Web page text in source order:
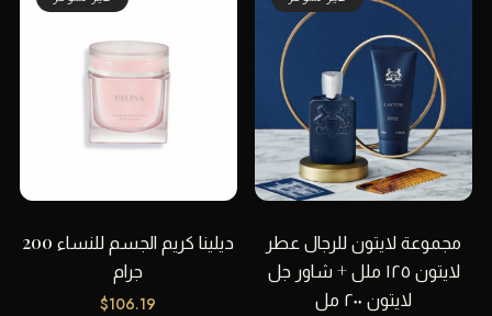
مجموعة لايتون للرجال عطر
لايتون ١٢٥ ملل + شاور جل
لايتون ٢٠٠ مل
ديلينا كريم الجسم للنساء 200
جرام
$106.19